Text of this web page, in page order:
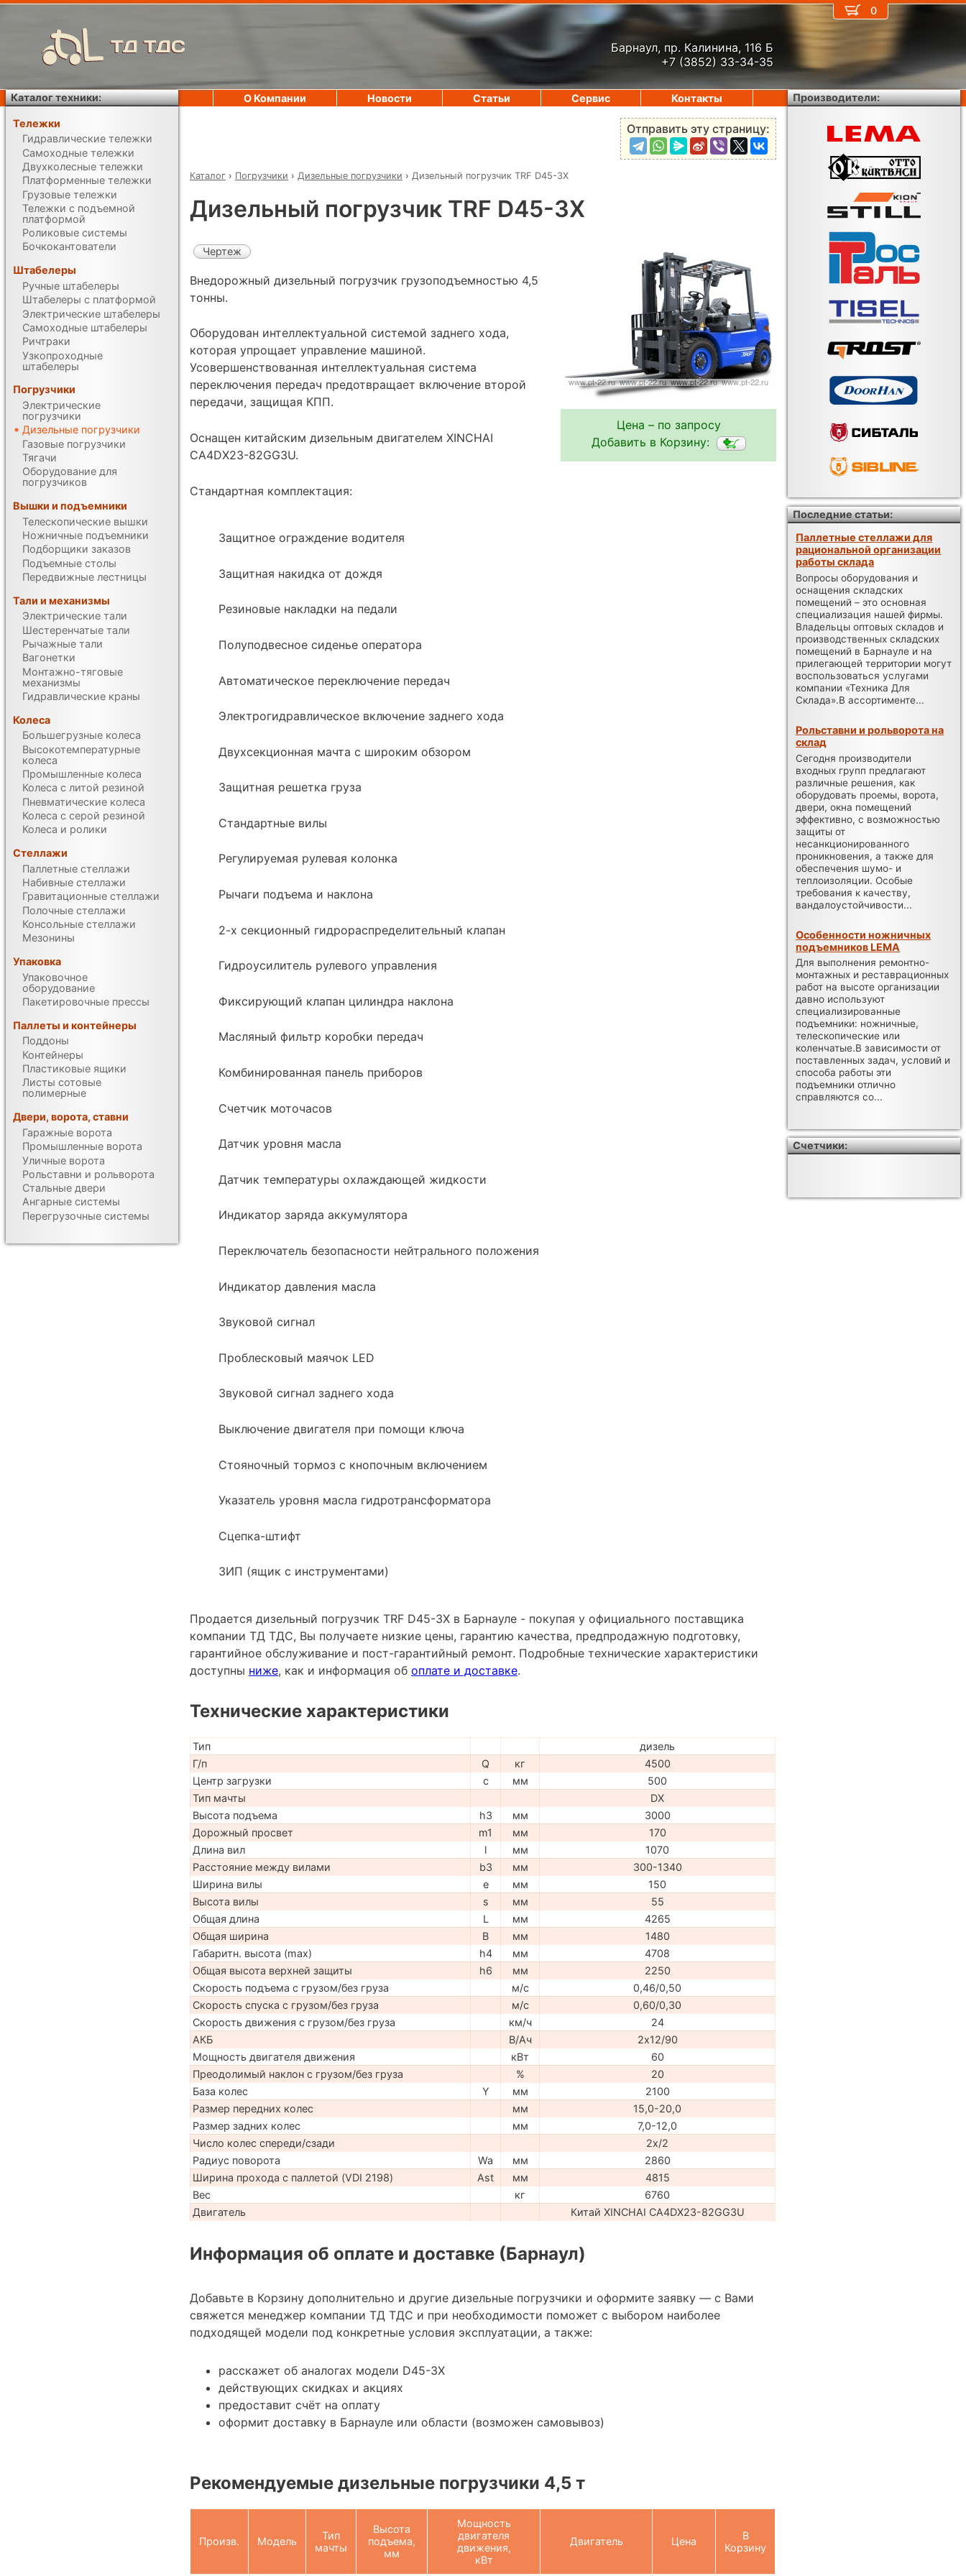
ТД ТДС
Барнаул, пр. Калинина, 116 Б
+7 (3852) 33-34-35
Отправить эту страницу:
Каталог › Погрузчики › Дизельные погрузчики › Дизельный погрузчик TRF D45-3X
Дизельный погрузчик TRF D45-3X
Цена – по запросу
Добавить в Корзину:
Чертеж
Внедорожный дизельный погрузчик грузоподъемностью 4,5
тонны.
Оборудован интеллектуальной системой заднего хода,
которая упрощает управление машиной.
Усовершенствованная интеллектуальная система
переключения передач предотвращает включение второй
передачи, защищая КПП.
Оснащен китайским дизельным двигателем XINCHAI
CA4DX23-82GG3U.
Стандартная комплектация:
Защитное ограждение водителя
Защитная накидка от дождя
Резиновые накладки на педали
Полуподвесное сиденье оператора
Автоматическое переключение передач
Электрогидравлическое включение заднего хода
Двухсекционная мачта с широким обзором
Защитная решетка груза
Стандартные вилы
Регулируемая рулевая колонка
Рычаги подъема и наклона
2-х секционный гидрораспределительный клапан
Гидроусилитель рулевого управления
Фиксирующий клапан цилиндра наклона
Масляный фильтр коробки передач
Комбинированная панель приборов
Счетчик моточасов
Датчик уровня масла
Датчик температуры охлаждающей жидкости
Индикатор заряда аккумулятора
Переключатель безопасности нейтрального положения
Индикатор давления масла
Звуковой сигнал
Проблесковый маячок LED
Звуковой сигнал заднего хода
Выключение двигателя при помощи ключа
Стояночный тормоз с кнопочным включением
Указатель уровня масла гидротрансформатора
Сцепка-штифт
ЗИП (ящик с инструментами)
Продается дизельный погрузчик TRF D45-3X в Барнауле - покупая у официального поставщика
компании ТД ТДС, Вы получаете низкие цены, гарантию качества, предпродажную подготовку,
гарантийное обслуживание и пост-гарантийный ремонт. Подробные технические характеристики
доступны ниже, как и информация об оплате и доставке.
Технические характеристики
Тип
дизель
Г/п
Q кг
4500
Центр загрузки
c мм
500
Тип мачты
DX
Высота подъема
h3 мм
3000
Дорожный просвет
m1 мм
170
Длина вил
l мм
1070
Расстояние между вилами
b3 мм
300-1340
Ширина вилы
e мм
150
Высота вилы
s мм
55
Общая длина
L мм
4265
Общая ширина
B мм
1480
Габаритн. высота (max)
h4 мм
4708
Общая высота верхней защиты
h6 мм
2250
Скорость подъема с грузом/без груза
м/с
0,46/0,50
Скорость спуска с грузом/без груза
м/с
0,60/0,30
Скорость движения с грузом/без груза
км/ч
24
АКБ
В/Ач
2х12/90
Мощность двигателя движения
кВт
60
Преодолимый наклон с грузом/без груза
%
20
База колес
Y мм
2100
Размер передних колес
мм
15,0-20,0
Размер задних колес
мм
7,0-12,0
Число колес спереди/сзади
2x/2
Радиус поворота
Wa мм
2860
Ширина прохода с паллетой (VDI 2198)
Ast мм
4815
Вес
кг
6760
Двигатель
Китай XINCHAI CA4DX23-82GG3U
Информация об оплате и доставке (Барнаул)
Добавьте в Корзину дополнительно и другие дизельные погрузчики и оформите заявку — с Вами
свяжется менеджер компании ТД ТДС и при необходимости поможет с выбором наиболее
подходящей модели под конкретные условия эксплуатации, а также:
расскажет об аналогах модели D45-3X
действующих скидках и акциях
предоставит счёт на оплату
оформит доставку в Барнауле или области (возможен самовывоз)
Рекомендуемые дизельные погрузчики 4,5 т
Произв. Модель
Тип
мачты
Высота
подъема,
мм
Мощность
двигателя
движения,
кВт
Двигатель Цена
В
Корзину
0
О Компании Новости Статьи Сервис Контакты
Каталог техники:
Тележки
Гидравлические тележки
Самоходные тележки
Двухколесные тележки
Платформенные тележки
Грузовые тележки
Тележки с подъемной
платформой
Роликовые системы
Бочкокантователи
Штабелеры
Ручные штабелеры
Штабелеры с платформой
Электрические штабелеры
Самоходные штабелеры
Ричтраки
Узкопроходные
штабелеры
Погрузчики
Электрические
погрузчики
Дизельные погрузчики
Газовые погрузчики
Тягачи
Оборудование для
погрузчиков
Вышки и подъемники
Телескопические вышки
Ножничные подъемники
Подборщики заказов
Подъемные столы
Передвижные лестницы
Тали и механизмы
Электрические тали
Шестеренчатые тали
Рычажные тали
Вагонетки
Монтажно-тяговые
механизмы
Гидравлические краны
Колеса
Большегрузные колеса
Высокотемпературные
колеса
Промышленные колеса
Колеса с литой резиной
Пневматические колеса
Колеса с серой резиной
Колеса и ролики
Стеллажи
Паллетные стеллажи
Набивные стеллажи
Гравитационные стеллажи
Полочные стеллажи
Консольные стеллажи
Мезонины
Упаковка
Упаковочное
оборудование
Пакетировочные прессы
Паллеты и контейнеры
Поддоны
Контейнеры
Пластиковые ящики
Листы сотовые
полимерные
Двери, ворота, ставни
Гаражные ворота
Промышленные ворота
Уличные ворота
Рольставни и рольворота
Стальные двери
Ангарные системы
Перегрузочные системы
Производители:
Последние статьи:
Паллетные стеллажи для
рациональной организации
работы склада
Вопросы оборудования и
оснащения складских
помещений – это основная
специализация нашей фирмы.
Владельцы оптовых складов и
производственных складских
помещений в Барнауле и на
прилегающей территории могут
воспользоваться услугами
компании «Техника Для
Склада».В ассортименте...
Рольставни и рольворота на
склад
Сегодня производители
входных групп предлагают
различные решения, как
оборудовать проемы, ворота,
двери, окна помещений
эффективно, с возможностью
защиты от
несанкционированного
проникновения, а также для
обеспечения шумо- и
теплоизоляции. Особые
требования к качеству,
вандалоустойчивости...
Особенности ножничных
подъемников LEMA
Для выполнения ремонтно-
монтажных и реставрационных
работ на высоте организации
давно используют
специализированные
подъемники: ножничные,
телескопические или
коленчатые.В зависимости от
поставленных задач, условий и
способа работы эти
подъемники отлично
справляются со...
Счетчики: